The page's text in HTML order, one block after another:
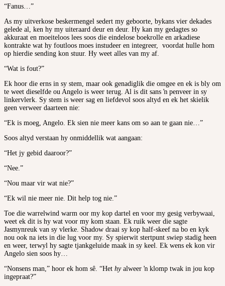
“Fanus…”
As my uitverkose beskermengel sedert my geboorte, bykans vier dekades
gelede al, ken hy my uiteraard deur en deur. Hy kan my gedagtes so
akkuraat en moeiteloos lees soos die eindelose boekrolle en arkadiese
kontrakte wat hy foutloos moes instudeer en integreer, voordat hulle hom
op hierdie sending kon stuur. Hy weet alles van my af.
“Wat is fout?”
Ek hoor die erns in sy stem, maar ook genadiglik die omgee en ek is bly om
te weet dieselfde ou Angelo is weer terug. Al is dit sans ŉ penveer in sy
linkervlerk. Sy stem is weer sag en liefdevol soos altyd en ek het skielik
geen verweer daarteen nie:
“Ek is moeg, Angelo. Ek sien nie meer kans om so aan te gaan nie…”
Soos altyd verstaan hy onmiddellik wat aangaan:
“Het jy gebid daaroor?”
“Nee.”
“Nou maar vir wat nie?”
“Ek wil nie meer nie. Dit help tog nie.”
Toe die warrelwind warm oor my kop dartel en voor my gesig verbywaai,
weet ek dit is hy wat voor my kom staan. Ek ruik weer die sagte
Jasmynreuk van sy vlerke. Shadow draai sy kop half-skeef na bo en kyk
nou ook na iets in die lug voor my. Sy spierwit stertpunt swiep stadig heen
en weer, terwyl hy sagte tjankgeluide maak in sy keel. Ek wens ek kon vir
Angelo sien soos hy…
“Nonsens man,” hoor ek hom sê. “Het hyalweer ŉ klomp twak in jou kop
ingepraat?”